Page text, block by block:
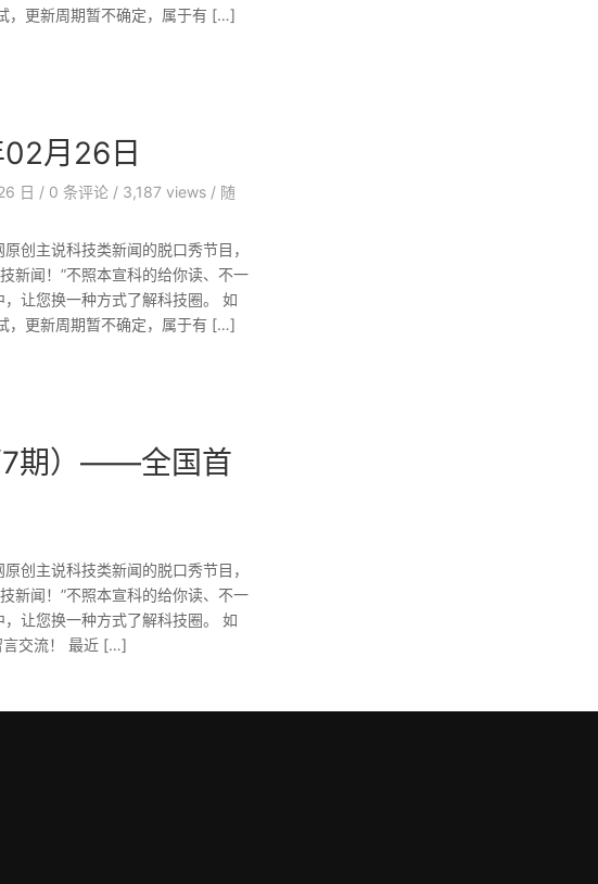
，更新周期暂不确定，属于有 […]
月26日
日 / 0 条评论 / 3,187 views / 随
创主说科技类新闻的脱口秀节目，
新闻！”不照本宣科的给你读、不一
让您换一种方式了解科技圈。 如
，更新周期暂不确定，属于有 […]
7期）——全国首
创主说科技类新闻的脱口秀节目，
新闻！”不照本宣科的给你读、不一
让您换一种方式了解科技圈。 如
言交流！ 最近 […]